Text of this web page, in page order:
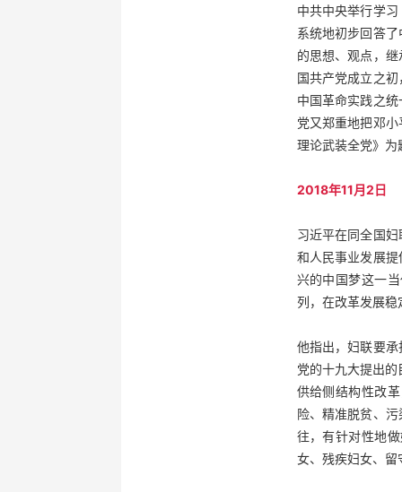
中共中央举行学
系统地初步回答
的思想、观点，
国共产党成立之
中国革命实践之
党又郑重地把邓
理论武装全党》
2018年11月2日
习近平在同全国
和人民事业发展
兴的中国梦这一
列，在改革发展
他指出，妇联要
党的十九大提出的
供给侧结构性改
险、精准脱贫、
往，有针对性地
女、残疾妇女、